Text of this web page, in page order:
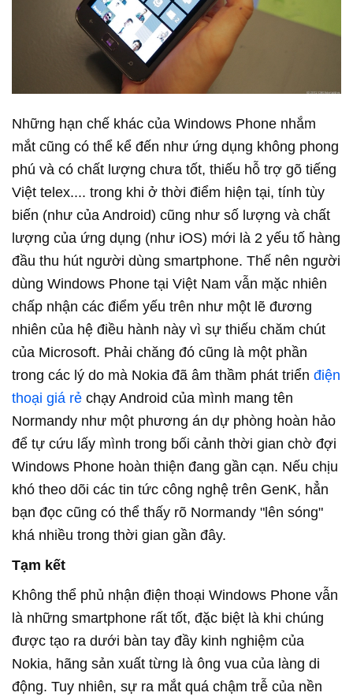
Những hạn chế khác của Windows Phone nhắm
mắt cũng có thể kể đến như ứng dụng không phong
phú và có chất lượng chưa tốt, thiếu hỗ trợ gõ tiếng
Việt telex.... trong khi ở thời điểm hiện tại, tính tùy
biến (như của Android) cũng như số lượng và chất
lượng của ứng dụng (như iOS) mới là 2 yếu tố hàng
đầu thu hút người dùng smartphone. Thế nên người
dùng Windows Phone tại Việt Nam vẫn mặc nhiên
chấp nhận các điểm yếu trên như một lẽ đương
nhiên của hệ điều hành này vì sự thiếu chăm chút
của Microsoft. Phải chăng đó cũng là một phần
trong các lý do mà Nokia đã âm thầm phát triển điện
thoại giá rẻ chạy Android của mình mang tên
Normandy như một phương án dự phòng hoàn hảo
để tự cứu lấy mình trong bối cảnh thời gian chờ đợi
Windows Phone hoàn thiện đang gần cạn. Nếu chịu
khó theo dõi các tin tức công nghệ trên GenK, hẳn
bạn đọc cũng có thể thấy rõ Normandy "lên sóng"
khá nhiều trong thời gian gần đây.
Tạm kết
Không thể phủ nhận điện thoại Windows Phone vẫn
là những smartphone rất tốt, đặc biệt là khi chúng
được tạo ra dưới bàn tay đầy kinh nghiệm của
Nokia, hãng sản xuất từng là ông vua của làng di
động. Tuy nhiên, sự ra mắt quá chậm trễ của nền